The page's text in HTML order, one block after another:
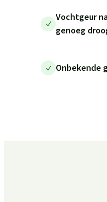
Vochtgeur
genoeg
Onbekende